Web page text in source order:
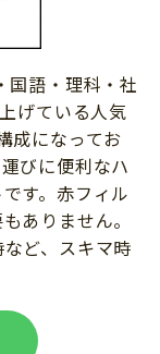
国語・理科・社
げている人気
成になってお
びに便利なハ
す。赤フィル
ありません。
ど、スキマ時